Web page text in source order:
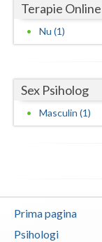
Suceava
Timis
Tulcea
Terapie
Nu (1)
Sex Psiholog
Masculin (1)
Prima pagina
Psihologi